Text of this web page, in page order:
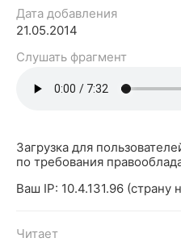
Дата добавления
21.05.2014
Слушать фрагмент
Загрузка для
по требования
Ваш IP: 10.4.131.96 (страну
Читает